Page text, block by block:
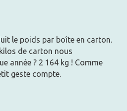
le poids par boîte en carton.
de carton nous
année ? 2 164 kg ! Comme
geste compte.